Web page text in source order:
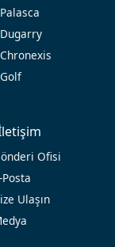
Palasca
Dugarry
Chronexis
Golf
Ofisi
Posta
Ulaşın